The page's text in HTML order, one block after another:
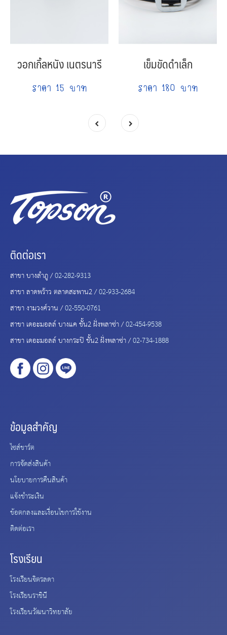
วอกเกิ้ลหนัง เนตรนารี
ราคา 15 บาท
เข็มขัดดำเล็ก
ราคา 180 บาท
ติดต่อเรา
สาขา บางลำภู /02-282-9313
สาขา ลาดพร้าว ตลาดสะพาน2 /02-933-2684
สาขา งามวงศ์วาน /02-550-0761
สาขา เดอะมอลล์ บางแค ชั้น2 ฝั่งพลาซ่า /02-454-9538
สาขา เดอะมอลล์ บางกระปิ ชั้น2 ฝั่งพลาซ่า /02-734-1888
ข้อมูลสำคัญ
ไซส์ชาร์ต
การจัดส่งสินค้า
นโยบายการคืนสินค้า
แจ้งชำระเงิน
ข้อตกลงและเงื่อนไขการใช้งาน
ติดต่อเรา
โรงเรียน
โรงเรียนจิตรลดา
โรงเรียนราชินี
โรงเรียนวัฒนาวิทยาลัย